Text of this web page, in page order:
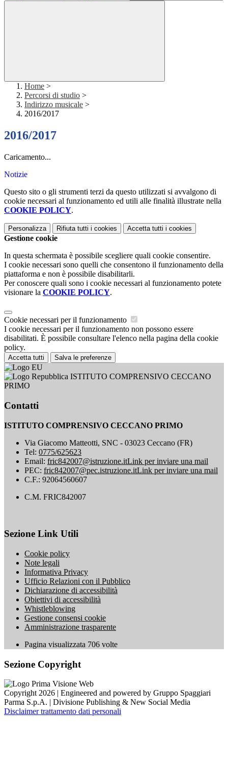
Home >
Percorsi di studio >
Indirizzo musicale >
2016/2017
2016/2017
Caricamento...
Notizie
Questo sito o gli strumenti terzi da questo utilizzati si avvalgono di
cookie necessari al funzionamento ed utili alle finalità illustrate nella
COOKIE POLICY.
Personalizza Rifiuta tutti i cookies Accetta tutti i cookies
Gestione cookie
In questa schermata è possibile scegliere quali cookie consentire.
I cookie necessari sono quelli che consentono il funzionamento della
piattaforma e non è possibile disabilitarli.
Per conoscere quali sono i cookie necessari al funzionamento potete
visionare la COOKIE POLICY.
Cookie necessari per il funzionamento
I cookie necessari per il funzionamento non possono essere
disabilitati. È possibile consultare l'elenco nella pagina della cookie
policy.
Accetta tutti Salva le preferenze
ISTITUTO COMPRENSIVO CECCANO
PRIMO
Contatti
ISTITUTO COMPRENSIVO CECCANO PRIMO
Via Giacomo Matteotti, SNC - 03023 Ceccano (FR)
Tel: 0775/625623
Email: fric842007@istruzione.itLink per inviare una mail
PEC: fric842007@pec.istruzione.itLink per inviare una mail
C.F.: 92064560607
C.M. FRIC842007
Sezione Link Utili
Cookie policy
Note legali
Informativa Privacy
Ufficio Relazioni con il Pubblico
Dichiarazione di accessibilità
Obiettivi di accessibilità
Whistleblowing
Gestione consensi cookie
Amministrazione trasparente
Pagina visualizzata 706 volte
Sezione Copyright
Copyright 2026 | Engineered and powered by Gruppo Spaggiari
Parma S.p.A. | Divisione Publishing & New Social Media
Disclaimer trattamento dati personali